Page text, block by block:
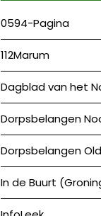
0594-Pagina
112Marum
Dagblad van het
Dorpsbelangen
Dorpsbelangen
In de Buurt